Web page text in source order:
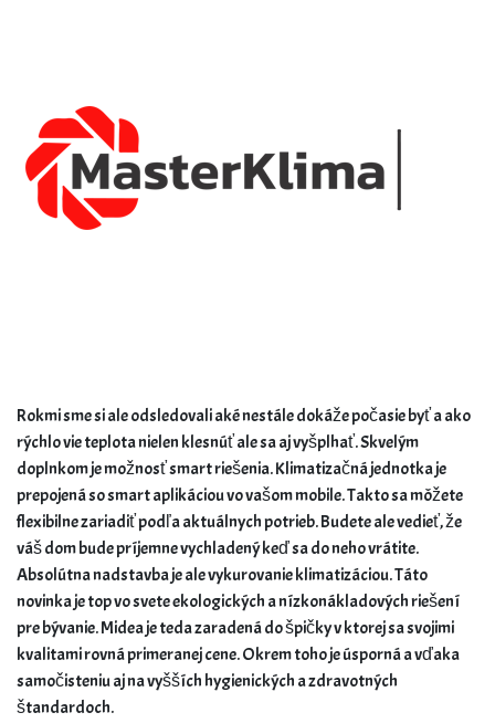
Rokmi sme si ale odsledovali aké nestále dokáže počasie byť a ako
rýchlo vie teplota nielen klesnúť ale sa aj vyšplhať. Skvelým
doplnkom je možnosť smart riešenia. Klimatizačná jednotka je
prepojená so smart aplikáciou vo vašom mobile. Takto sa môžete
flexibilne zariadiť podľa aktuálnych potrieb. Budete ale vedieť, že
váš dom bude príjemne vychladený keď sa do neho vrátite.
Absolútna nadstavba je ale vykurovanie klimatizáciou. Táto
novinka je top vo svete ekologických a nízkonákladových riešení
pre bývanie. Midea je teda zaradená do špičky v ktorej sa svojimi
kvalitami rovná primeranej cene. Okrem toho je úsporná a vďaka
samočisteniu aj na vyšších hygienických a zdravotných
štandardoch.